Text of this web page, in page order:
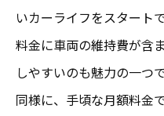
いカーライフをスタート
料金に車両の維持費が含
しやすいのも魅力の一つ
同様に、手頃な月額料金